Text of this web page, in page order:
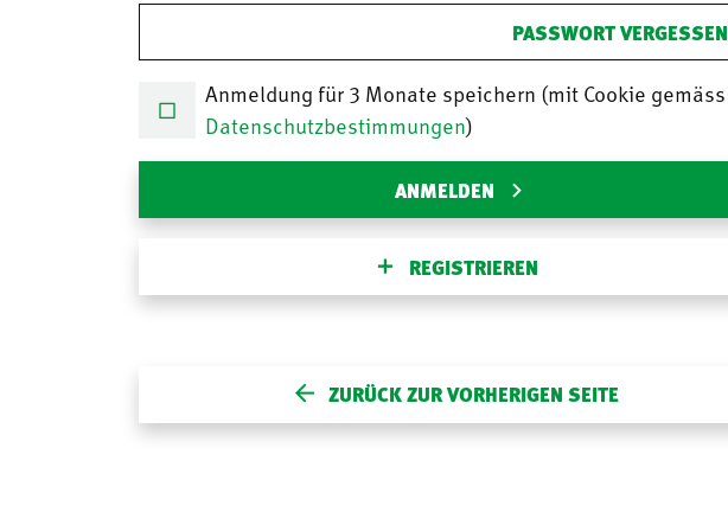
PASSWORT VERGESSEN
Anmeldung für 3 Monate speichern (mit Cookie gemäss
Datenschutzbestimmungen)
ANMELDEN
REGISTRIEREN
ZURÜCK ZUR VORHERIGEN SEITE